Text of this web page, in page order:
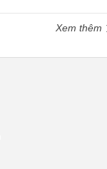
Xem thêm